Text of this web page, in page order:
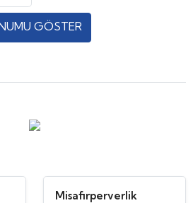
GÖSTER
Misafirperverlik